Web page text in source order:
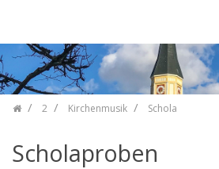
Skip navigation
2 Kirchenmusik Schola
Scholaproben